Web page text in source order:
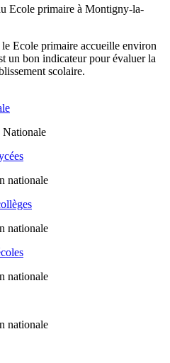
Ecole primaire à Montigny-la-
Ecole primaire accueille environ
un bon indicateur pour évaluer la
scolaire.
nationale
nationale
nationale
nationale